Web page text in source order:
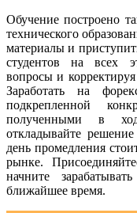
Обучение построено
технического
материалы и
студентов на всех
вопросы и
Заработать на
подкрепленной
полученными в
откладывайте
день промедления
рынке.
начните
ближайшее время.